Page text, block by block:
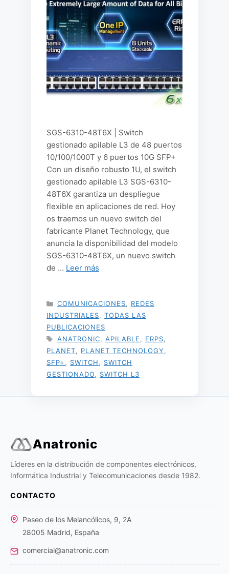
SGS-6310-48T6X | Switch
gestionado apilable L3 de 48 puertos
10/100/1000T y 6 puertos 10G SFP+
Con un diseño robusto 1U, el switch
gestionado apilable L3 SGS-6310-
48T6X garantiza un despliegue
flexible en aplicaciones de red. Hoy
os traemos un nuevo switch del
fabricante Planet Technology, que
anuncia la disponibilidad del modelo
SGS-6310-48T6X, un nuevo switch
de … Leer más
CATEGORÍAS
COMUNICACIONES
REDES
INDUSTRIALES
TODAS LAS
PUBLICACIONES
ETIQUETAS
ANATRONIC APILABLE ERPS
PLANET
PLANET TECHNOLOGY
SFP+
SWITCH
SWITCH
GESTIONADO
SWITCH L3
Anatronic
Líderes en la distribución de componentes electrónicos,
Informática Industrial y Telecomunicaciones desde 1982.
CONTACTO
Paseo de los Melancólicos, 9, 2A
28005 Madrid, España
comercial@anatronic.com